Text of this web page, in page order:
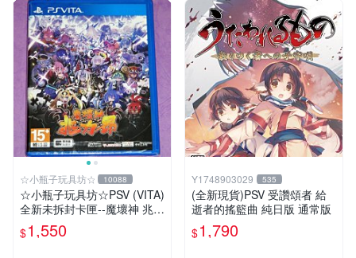
☆小瓶子玩具坊☆ 10088
☆小瓶子玩具坊☆PSV (VITA)
全新未拆封卡匣--魔壞神 兆力
翁 繁體中文版
$1,550
Y1748903029 535
(全新現貨)PSV 受讚頌者 給
逝者的搖籃曲 純日版 通常版
$1,790